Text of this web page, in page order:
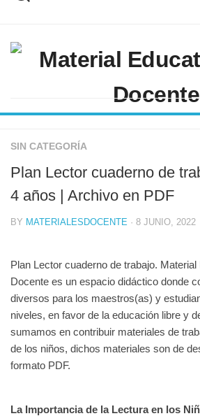
content
SIN CATEGORÍA
Plan Lector cuaderno de
4 años | Archivo en PDF
BY MATERIALESDOCENTE · 8 JUNIO, 2022
Plan Lector cuaderno de trabajo.
Docente es un espacio didáctico donde
diversos para los maestros(as) y
niveles, en favor de la educación libre y
sumamos en contribuir materiales de
de los niños, dichos materiales son de
formato PDF.
La Importancia de la Lectura en los